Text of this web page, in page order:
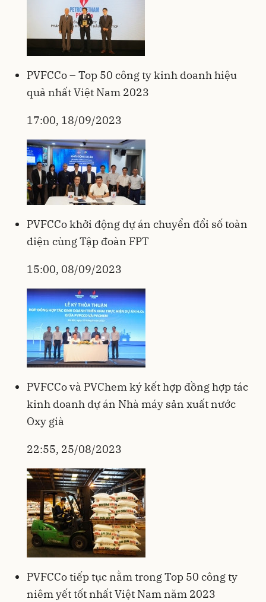
PVFCCo – Top 50 công ty kinh doanh hiệu
quả nhất Việt Nam 2023
17:00, 18/09/2023
PVFCCo khởi động dự án chuyển đổi số toàn
diện cùng Tập đoàn FPT
15:00, 08/09/2023
PVFCCo và PVChem ký kết hợp đồng hợp tác
kinh doanh dự án Nhà máy sản xuất nước
Oxy già
22:55, 25/08/2023
PVFCCo tiếp tục nằm trong Top 50 công ty
niêm yết tốt nhất Việt Nam năm 2023